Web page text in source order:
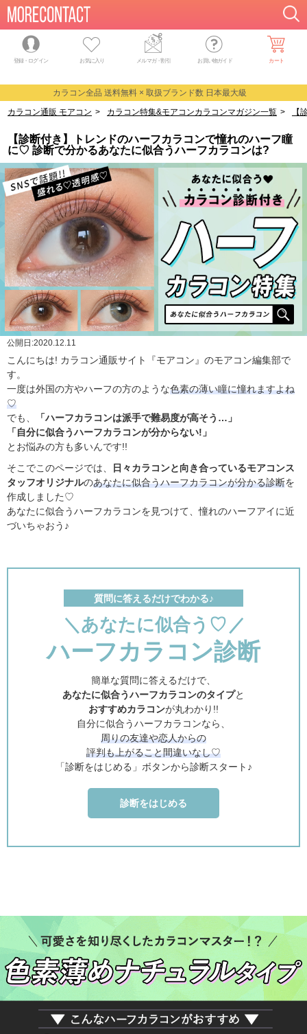
登録・ログイン お気に入り メルマガ・割引 お買い物ガイド カート
カラコン全品 送料無料 × 取扱ブランド数 日本最大級
カラコン通販 モアコン > カラコン特集&モアコンカラコンマガジン一覧 > 【
【診断付き】トレンドのハーフカラコンで憧れのハーフ瞳
に♡ 診断で分かるあなたに似合うハーフカラコンは?
公開日:2020.12.11
こんにちは! カラコン通販サイト『モアコン』のモアコン編集部で
す。
一度は外国の方やハーフの方のような色素の薄い瞳に憧れますよね
♡
でも、
「ハーフカラコンは派手で難易度が高そう…」
「自分に似合うハーフカラコンが分からない!」
とお悩みの方も多いんです!!
そこでこのページでは、
日々カラコンと向き合っているモアコンス
タッフオリジナルのあなたに似合うハーフカラコンが分かる診断を
作成しました♡
あなたに似合うハーフカラコンを見つけて、憧れのハーフアイに近
づいちゃおう♪
質問に答えるだけでわかる♪
＼あなたに似合う♡ ＼
ハーフカラコン診断
簡単な質問に答えるだけで、
あなたに似合うハーフカラコンのタイプと
おすすめカラコンが丸わかり!!
自分に似合うハーフカラコンなら、
周りの友達や恋人からの
評判も上がること間違いなし♡
「診断をはじめる」ボタンから診断スタート♪
診断をはじめる